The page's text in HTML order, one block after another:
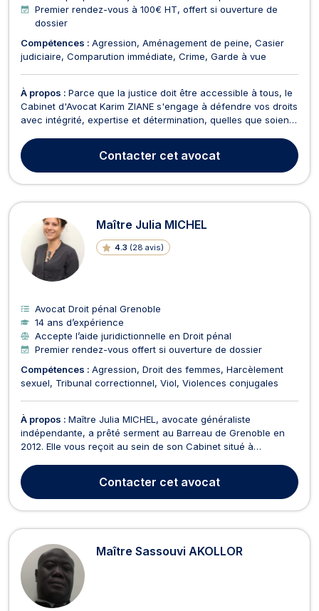
Premier rendez-vous à 100€ HT, offert si ouverture de
dossier
Compétences : Agression Aménagement de peine Casier
judiciaire Comparution immédiate Crime Garde à vue
À propos : Parce que la justice doit être accessible à tous, le
Cabinet d'Avocat Karim ZIANE s'engage à défendre vos droits
avec intégrité, expertise et détermination, quelles que soient
accompagne avec succès ses clients à travers toute la
France, en se spécialisant dans de...
Contacter cet avocat
Maître Julia MICHEL
4.3 (28 avis)
Avocat Droit pénal Grenoble
14 ans d’expérience
Accepte l’aide juridictionnelle en Droit pénal
Premier rendez-vous offert si ouverture de dossier
Compétences : Agression Droit des femmes Harcèlement
sexuel
Tribunal correctionnel Viol Violences conjugales
À propos : Maître Julia MICHEL, avocate généraliste
indépendante, a prêté serment au Barreau de Grenoble en
2012. Elle vous reçoit au sein de son Cabinet situé à
,station Sainte-Claire ou Notre-Dame (Parking Musée ou
Parking Lafayette) . Sa formation d'Avocate et son expérie...
Contacter cet avocat
Maître Sassouvi AKOLLOR